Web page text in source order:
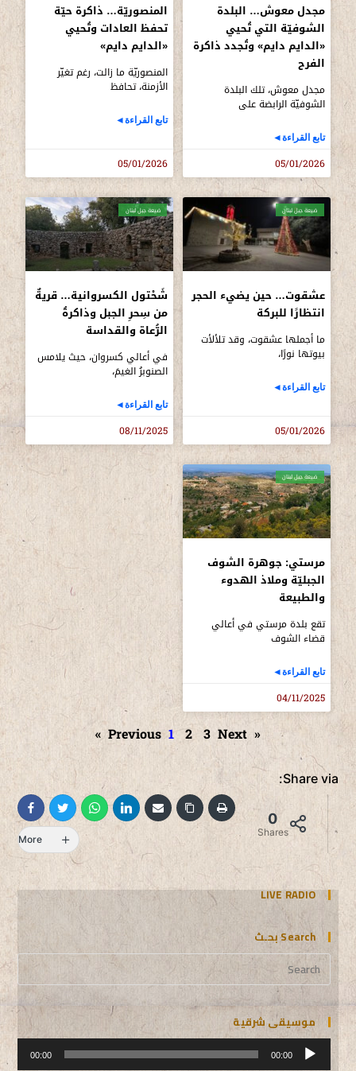
مجدل معوش… البلدة
الشوفيّة التي تُحيي
«الدايم دايم» وتُجدد ذاكرة
الفرح
مجدل معوش، تلك البلدة
الشوفيّة الرابضة على
تابع القراءة◄
05/01/2026
المنصوريّة… ذاكرة حيّة
تحفظ العادات وتُحيي
«الدايم دايم»
المنصوريّة ما زالت، رغم تغيّر
الأزمنة، تحافظ
تابع القراءة◄
05/01/2026
ضيعة جبل لبنان
عشقوت… حين يضيء الحجر
انتظارًا للبركة
ما أجملها عشقوت، وقد تلألأت
بيوتها نورًا،
تابع القراءة◄
05/01/2026
ضيعة جبل لبنان
شَحْتول الكسروانية… قريةٌ
من سِحرِ الجبل وذاكرةُ
الرُّعاة والقداسة
في أعالي كسروان، حيث يلامس
الصنوبرُ الغيمَ،
تابع القراءة◄
08/11/2025
ضيعة جبل لبنان
مرستي: جوهرة الشوف
الجبليّة وملاذ الهدوء
والطبيعة
تقع بلدة مرستي في أعالي
قضاء الشوف
تابع القراءة◄
04/11/2025
« Previous
1 2 3 Next »
Share via:
0
Shares
More
LIVE RADIO
Search بحـث
موسيقى شرقية
مشغل
الصوت 00:00
00:00